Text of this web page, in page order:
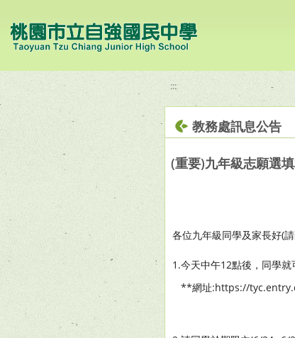
:::
教務處訊息公告
(重要)九年級志願選
各位九年級同學及家長好(
1.今天中午12點後，同學
**網址:https://